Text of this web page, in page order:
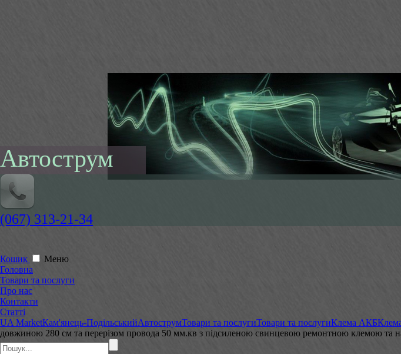
Автострум
(067) 313-21-34
Кошик
Меню
Головна
Товари та послуги
Про нас
Контакти
Статті
UA MarketКам'янець-ПодільськийАвтострумТовари та послугиТовари та послугиКлема АКБ
довжиною 280 см та перерізом провода 50 мм.кв з підсиленою свинцевою ремонтною клемою та